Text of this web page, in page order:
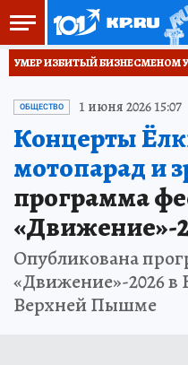
УМЕР ИЗБИТЫЙ БИЗНЕСМЕНОМ
ОБЩЕСТВО 1 июня 2026 15:07
Концерты
мотопарад и
программа
«Движение»-
Опубликована
«Движение»-2026 в
Верхней Пышме